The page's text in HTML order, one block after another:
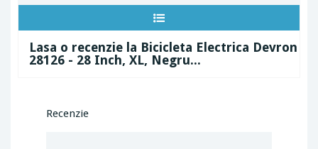
Lasa o recenzie la Bicicleta Electrica Devron
28126 - 28 Inch, XL, Negru...
Recenzie